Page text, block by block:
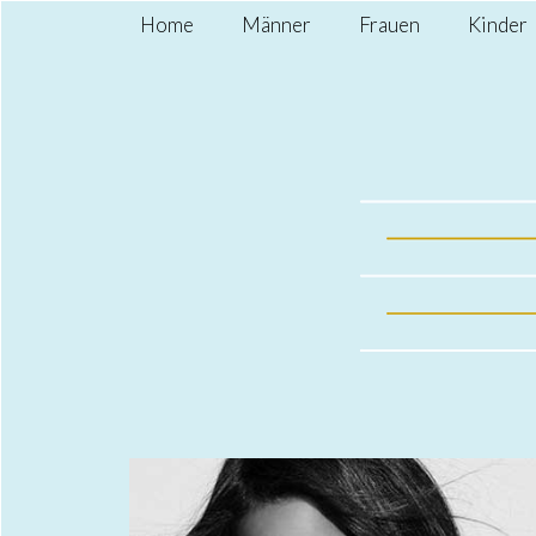
Home Männer Frauen Kinder